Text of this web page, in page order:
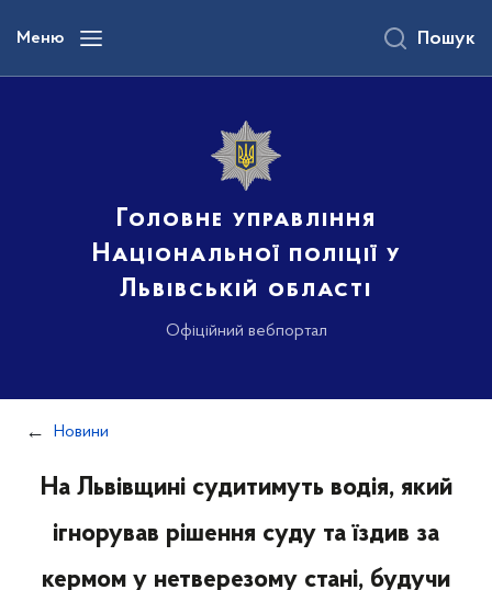
вмісту
Меню
Головне управління
Національної поліції у
Львівській області
Офіційний вебпортал
Пошук
Новини
На Львівщині судитимуть водія, який
ігнорував рішення суду та їздив за
кермом у нетверезому стані, будучи